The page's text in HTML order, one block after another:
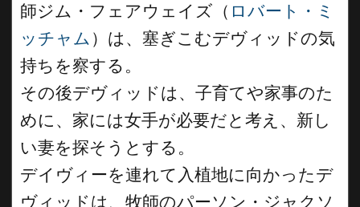
師ジム・フェアウェイズ（ ロバート・ミ
ッチャム ）は、塞ぎこむデヴィッドの気
持ちを察する。
その後デヴィッドは、子育てや家事のた
めに、家には女手が必要だと考え、新し
い妻を探そうとする。
デイヴィーを連れて入植地に向かったデ
ヴィッドは、牧師のパーソン・ジャクソ